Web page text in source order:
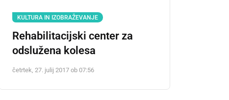
KULTURA IN IZOBRAŽEVANJE
Rehabilitacijski center za
odslužena kolesa
četrtek, 27. julij 2017 ob 07:56